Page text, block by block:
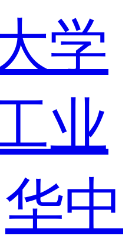
学
业
华中